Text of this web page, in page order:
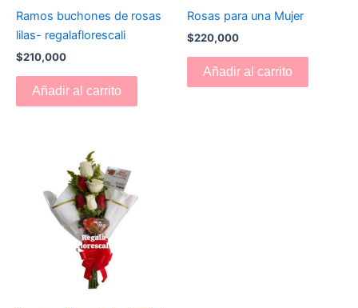
Ramos buchones de rosas
lilas- regalaflorescali
$210,000
Añadir al carrito
Rosas para una Mujer
$220,000
Añadir al carrito